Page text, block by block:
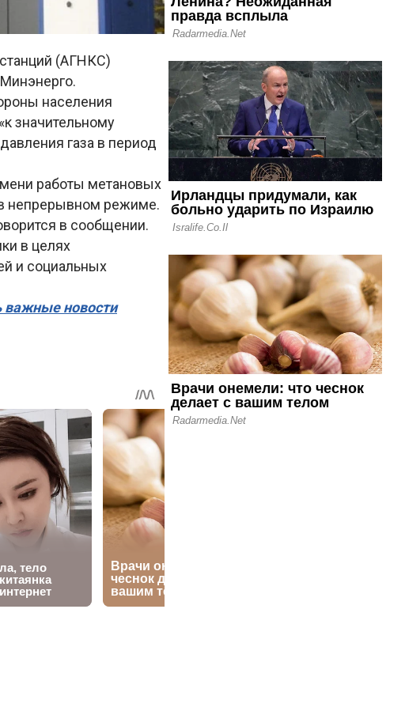
(АГНКС)
населения
значительному
газа в период
работы метановых
непрерывном режиме.
в сообщении.
в целях
и социальных
важные новости